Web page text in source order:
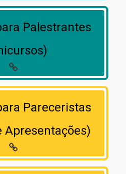
Palestrantes
Pareceristas
Apresentações)